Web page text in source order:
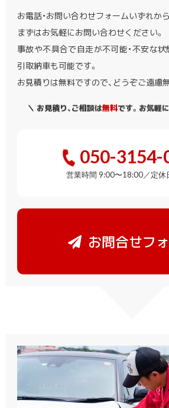
お電話・お問い合わせフォームいずれか
まずはお気軽にお問い合わせください。
事故や不具合で自走が不可能・不安な状
引取納車も可能です。
お見積りは無料ですので、どうぞご遠慮
＼ お見積り、ご相談は無料です。お気軽
050-3154-
営業時間 9:00〜18:00／定休
お問合せフ